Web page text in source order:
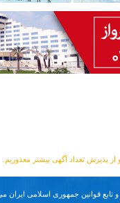
تابع قوانین جمهوری اسلامی ایران